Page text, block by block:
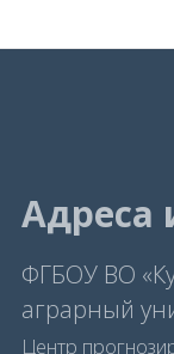
Адреса
ФГБОУ ВО
аграрный
Центр